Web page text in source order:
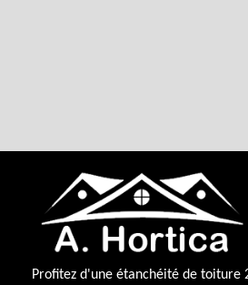
Profitez d'une étanchéité de toiture